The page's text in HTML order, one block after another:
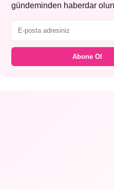
gündeminden haberdar
Abone Ol